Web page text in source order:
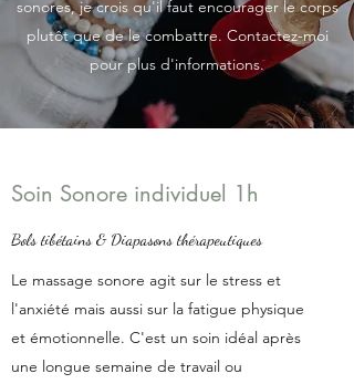
sonores, je crois qu'il faut encourager le corps
plutôt que de le combattre. Contactez-moi
pour plus d'informations.
Soin Sonore individuel 1h
Bols tibétains & Diapasons thérapeutiques
Le massage sonore agit sur le stress et
l'anxiété mais aussi sur la fatigue physique
et émotionnelle. C'est un soin idéal après
une longue semaine de travail ou